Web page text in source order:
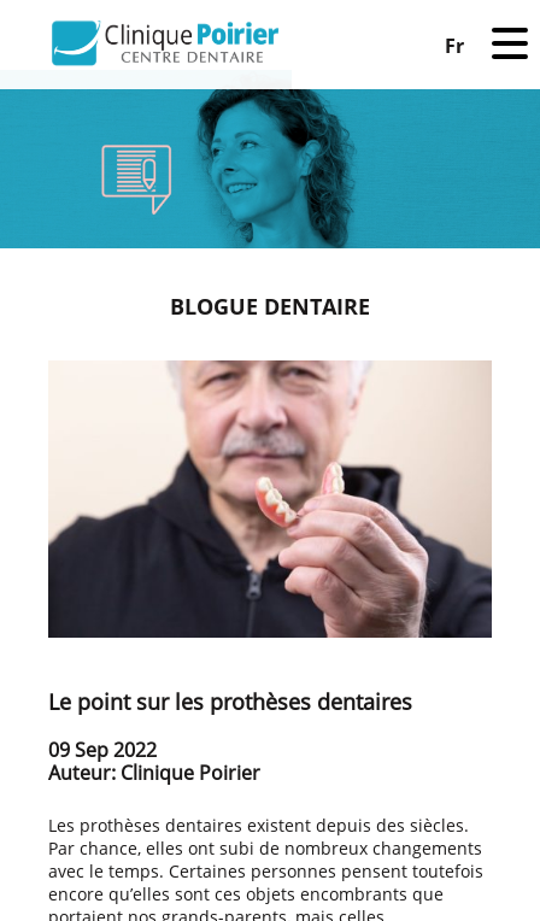
Fr
BLOGUE DENTAIRE
Le point sur les prothèses dentaires
09 Sep 2022
Auteur: Clinique Poirier
Les prothèses dentaires existent depuis des siècles.
Par chance, elles ont subi de nombreux changements
avec le temps. Certaines personnes pensent toutefois
encore qu’elles sont ces objets encombrants que